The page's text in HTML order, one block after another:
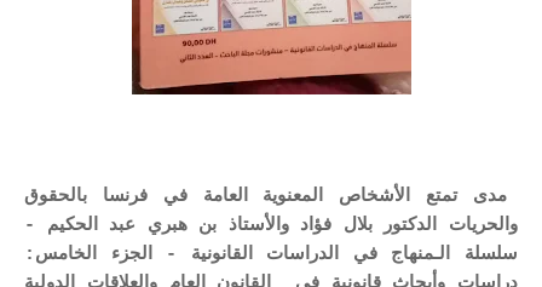
مدى تمتع الأشخاص المعنوية العامة في فرنسا بالحقوق
والحريات الدكتور بلال فؤاد والأستاذ بن هبري عبد الحكيم -
سلسلة الـمنهاج في الدراسات القانونية - الجزء الخامس: